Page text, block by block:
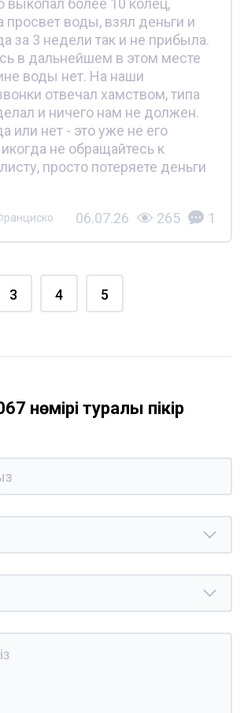
просвет воды, взял деньги и
за 3 недели так и не прибыла.
в дальнейшем в этом месте
воды нет. На наши
отвечал хамством, типа
и ничего нам не должен.
или нет - это уже не его
не обращайтесь к
просто потеряете деньги
06.07.26 265 1
3 4 5
нөмірі туралы пікір